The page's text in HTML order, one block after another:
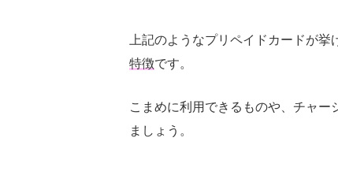
上記のようなプリペイドカードが挙
特徴です。
こまめに利用できるものや、チャ
ましょう。